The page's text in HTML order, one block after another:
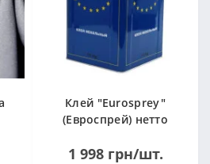
Клей "Eurosprey"
(Евроспрей) нетто
1 998 грн/шт.